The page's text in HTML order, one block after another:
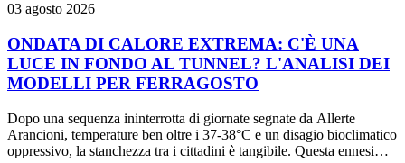
03 agosto 2026
ONDATA DI CALORE EXTREMA: C'È UNA
LUCE IN FONDO AL TUNNEL? L'ANALISI DEI
MODELLI PER FERRAGOSTO
Dopo una sequenza ininterrotta di giornate segnate da Allerte
Arancioni, temperature ben oltre i 37-38°C e un disagio bioclimatico
oppressivo, la stanchezza tra i cittadini è tangibile. Questa ennesima